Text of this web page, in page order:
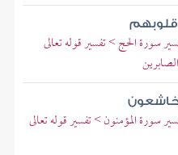
قلوبهم
سورة الحج > تفسير قوله تعالى
سورة المؤمنون > تفسير قوله تعالى